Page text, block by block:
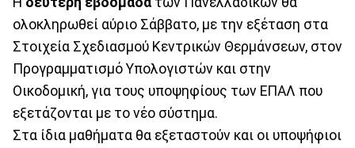
ολοκληρωθεί αύριο Σάββατο, με την εξέταση στα
Στοιχεία Σχεδιασμού Κεντρικών Θερμάνσεων, στον
Προγραμματισμό Υπολογιστών και στην
Οικοδομική, για τους υποψηφίους των ΕΠΑΛ που
εξετάζονται με το νέο σύστημα.
Στα ίδια μαθήματα θα εξεταστούν και οι υποψήφιοι